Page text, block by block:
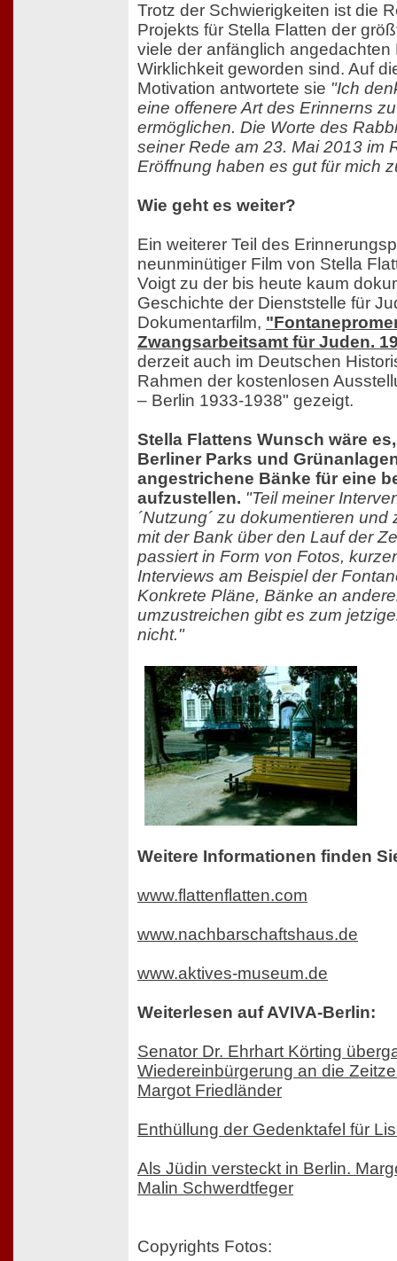
Trotz der Schwierigkeiten ist die
Projekts für Stella Flatten der
viele der anfänglich angedachten
Wirklichkeit geworden sind. Auf
Motivation antwortete sie "Ich
eine offenere Art des Erinnerns
ermöglichen. Die Worte des
seiner Rede am 23. Mai 2013 im
Eröffnung haben es gut für mich
Wie geht es weiter?
Ein weiterer Teil des
neunminütiger Film von Stella
Voigt zu der bis heute kaum
Geschichte der Dienststelle für
Dokumentarfilm,
Zwangsarbeitsamt für Juden.
derzeit auch im Deutschen
Rahmen der kostenlosen
– Berlin 1933-1938" gezeigt.
Stella Flattens Wunsch wäre
Berliner Parks und
angestrichene Bänke für eine
aufzustellen. "Teil meiner
´Nutzung´ zu dokumentieren
mit der Bank über den Lauf der
passiert in Form von Fotos,
Interviews am Beispiel der
Konkrete Pläne, Bänke an
umzustreichen gibt es zum
nicht."
Weitere Informationen finden
www.flattenflatten.com
www.nachbarschaftshaus.de
www.aktives-museum.de
Weiterlesen auf AVIVA-Berlin:
Senator Dr. Ehrhart Körting
Wiedereinbürgerung an die
Margot Friedländer
Enthüllung der Gedenktafel für
Als Jüdin versteckt in Berlin.
Malin Schwerdtfeger
Copyrights Fotos: